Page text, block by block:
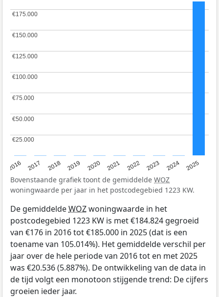
2016 2017 2018 2019 2020 2021 2022 2023 2024 2025
€25.000
€25.000
€50.000
€50.000
€75.000
€75.000
€100.000
€100.000
€125.000
€125.000
€150.000
€150.000
€175.000
€175.000
Bovenstaande grafiek toont de gemiddelde WOZ
woningwaarde per jaar in het postcodegebied 1223 KW.
De gemiddeldeWOZwoningwaarde in het
postcodegebied 1223 KW is met €184.824 gegroeid
van €176 in 2016 tot €185.000 in 2025 (dat is een
toename van 105.014%). Het gemiddelde verschil per
jaar over de hele periode van 2016 tot en met 2025
was €20.536 (5.887%). De ontwikkeling van de data in
de tijd volgt een monotoon stijgende trend: De cijfers
groeien ieder jaar.